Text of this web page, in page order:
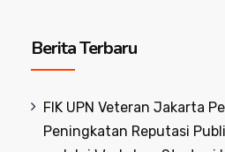
Berita Terbaru
FIK UPN Veteran Jakarta
Peningkatan Reputasi